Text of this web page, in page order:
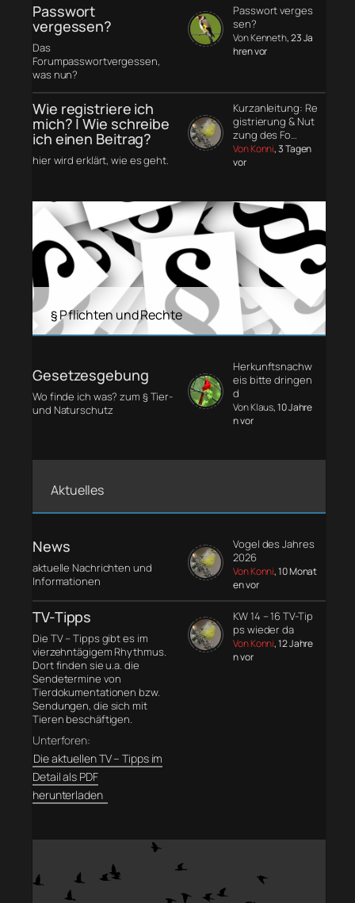
Passwort
vergessen?
Das
Forumpasswortvergessen,
was nun?
Passwort verges
sen?
Von Kenneth, 23 Ja
hren vor
Wie registriere ich
mich? | Wie schreibe
ich einen Beitrag?
hier wird erklärt, wie es geht.
Kurzanleitung: Re
gistrierung & Nut
zung des Fo…
Von Konni, 3 Tagen
vor
§ Pflichten und Rechte
Gesetzesgebung
Wo finde ich was? zum § Tier-
und Naturschutz
Herkunftsnachw
eis bitte dringen
d
Von Klaus, 10 Jahre
n vor
Aktuelles
News
aktuelle Nachrichten und
Informationen
Vogel des Jahres
2026
Von Konni, 10 Monat
en vor
TV-Tipps
Die TV – Tipps gibt es im
vierzehntägigem Rhythmus.
Dort finden sie u.a. die
Sendetermine von
Tierdokumentationen bzw.
Sendungen, die sich mit
Tieren beschäftigen.
Unterforen:
Die aktuellen TV – Tipps im
Detail als PDF
herunterladen
KW 14 – 16 TV-Tip
ps wieder da
Von Konni, 12 Jahre
n vor